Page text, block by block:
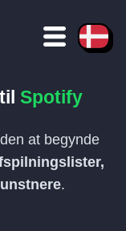
til Spotify
at begynde
.